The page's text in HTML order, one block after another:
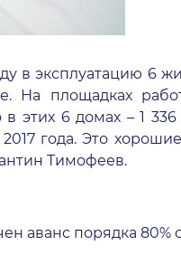
в эксплуатацию 6
На площадках
этих 6 домах – 1
года. Это
Тимофеев.
аванс порядка 80%